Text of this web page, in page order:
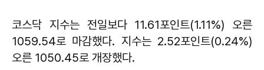
코스닥 지수는 전일보다 11.61포인트(1.11%) 오른
1059.54로 마감했다. 지수는 2.52포인트(0.24%)
오른 1050.45로 개장했다.